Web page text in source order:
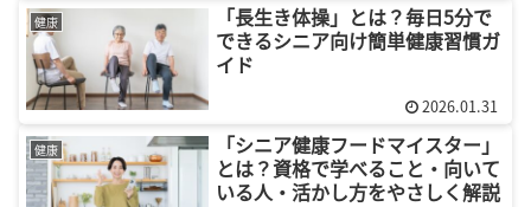
健康
「長生き体操」とは？毎日5分で
できるシニア向け簡単健康習慣ガ
イド
2026.01.31
健康
「シニア健康フードマイスター」
とは？資格で学べること・向いて
いる人・活かし方をやさしく解説